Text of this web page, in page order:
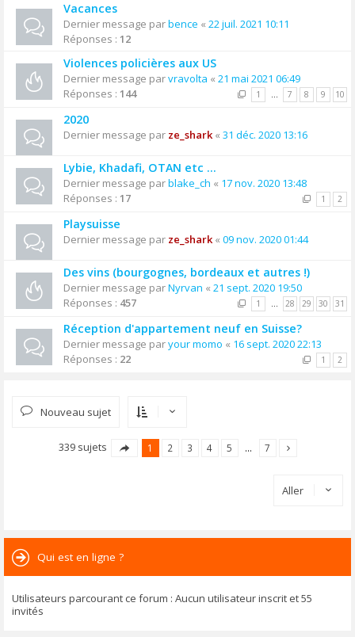
Vacances
Dernier message parbence « 22 juil. 2021 10:11
Réponses : 12
Violences policières aux US
Dernier message parvravolta « 21 mai 2021 06:49
Réponses : 144 1 … 7 8 9 10
2020
Dernier message par ze_shark« 31 déc. 2020 13:16
Lybie, Khadafi, OTAN etc ...
Dernier message parblake_ch « 17 nov. 2020 13:48
Réponses : 17 1 2
Playsuisse
Dernier message par ze_shark« 09 nov. 2020 01:44
Des vins (bourgognes, bordeaux et autres !)
Dernier message parNyrvan « 21 sept. 2020 19:50
Réponses : 457 1 … 28 29 30 31
Réception d'appartement neuf en Suisse?
Dernier message paryour momo « 16 sept. 2020 22:13
Réponses : 22 1 2
Nouveau sujet
339 sujets 1 2 3 4 5 … 7
Aller
Qui est en ligne ?
Utilisateurs parcourant ce forum : Aucun utilisateur inscrit et 55
invités